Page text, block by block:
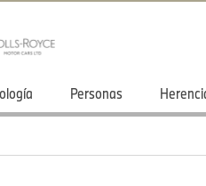
Personas